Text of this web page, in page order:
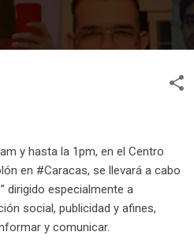
y hasta la 1pm, en el Centro
en #Caracas, se llevará a cabo
dirigido especialmente a
social, publicidad y afines,
y comunicar.